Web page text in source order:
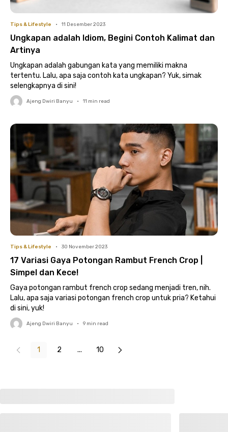
Tips & Lifestyle • 11 Desember 2023
Ungkapan adalah Idiom, Begini Contoh Kalimat dan
Artinya
Ungkapan adalah gabungan kata yang memiliki makna
tertentu. Lalu, apa saja contoh kata ungkapan? Yuk, simak
selengkapnya di sini!
Ajeng Dwiri Banyu • 11 min read
Tips & Lifestyle • 30 November 2023
17 Variasi Gaya Potongan Rambut French Crop |
Simpel dan Kece!
Gaya potongan rambut french crop sedang menjadi tren, nih.
Lalu, apa saja variasi potongan french crop untuk pria? Ketahui
di sini, yuk!
Ajeng Dwiri Banyu • 9 min read
1 2 ... 10